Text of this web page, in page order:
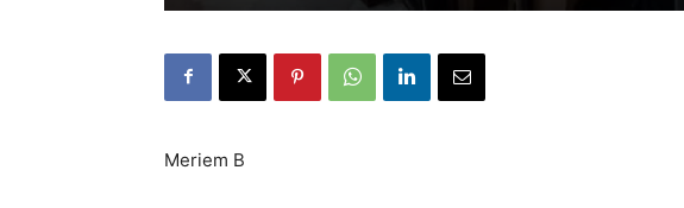
Meriem B